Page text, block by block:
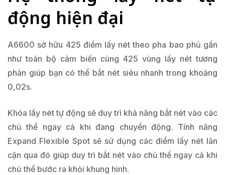
động hiện đại
A6600 sở hữu 425 điểm lấy nét theo pha bao phủ gần
như toàn bộ cảm biến cùng 425 vùng lấy nét tương
phản giúp bạn có thể bắt nét siêu nhanh trong khoảng
0,02s.
Khóa lấy nét tự động sẽ duy trì khả năng bắt nét vào các
chủ thể ngay cả khi đang chuyển động. Tính năng
Expand Flexible Spot sẽ sử dụng các điểm lấy nét lân
cận qua đó giúp duy trì bắt nét vào chủ thể ngay cả khi
chủ thể bước ra khỏi khung hình.